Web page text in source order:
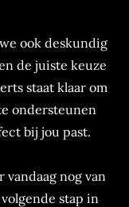
ook deskundig
de juiste keuze
staat klaar om
ondersteunen
bij jou past.
vandaag nog van
stap in